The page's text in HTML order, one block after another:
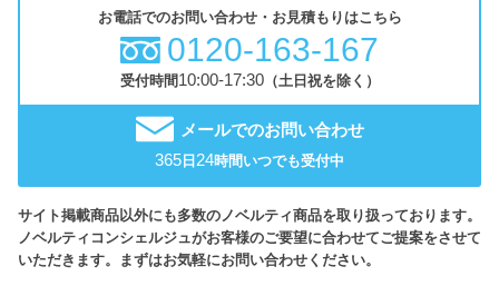
お電話でのお問い合わせ・お見積もりはこちら
0120-163-167
受付時間10:00-17:30（土日祝を除く）
メールでのお問い合わせ
365 日 24時間いつでも受付中
サイト掲載商品以外にも多数のノベルティ商品を取り扱っております。
ノベルティコンシェルジュがお客様のご要望に合わせてご提案をさせて
いただきます。まずはお気軽にお問い合わせください。